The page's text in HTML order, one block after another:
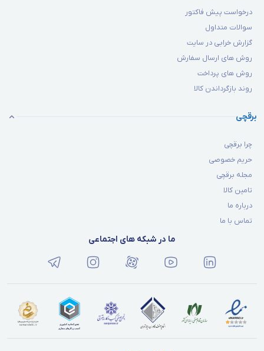
درخواست پیش فاکتور
سوالات متداول
گزارش خرابی در سایت
روش های ارسال سفارش
روش های پرداخت
روند بازگرداندن کالا
برقچی
چرا برقچی
حریم خصوصی
مجله برقچی
تامین کالا
درباره ما
تماس با ما
ما در شبکه های اجتماعی